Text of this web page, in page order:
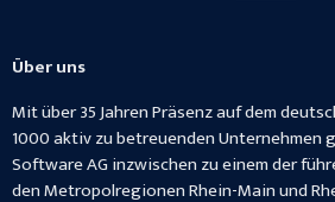
Über uns
Mit über 35 Jahren Präsenz auf dem
1000 aktiv zu betreuenden
Software AG inzwischen zu einem der
den Metropolregionen Rhein-Main und